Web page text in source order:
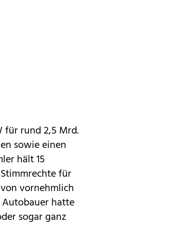
für rund 2,5 Mrd.
sowie einen
hält 15
für
vornehmlich
hatte
sogar ganz